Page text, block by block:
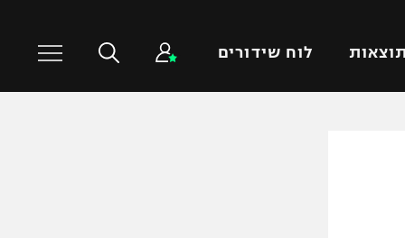
תוצאות לוח שידורים